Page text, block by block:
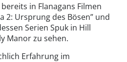
in Flanagans Filmen
2: Ursprung des Bösen” und
Serien Spuk in Hill
Manor zu sehen.
Erfahrung im